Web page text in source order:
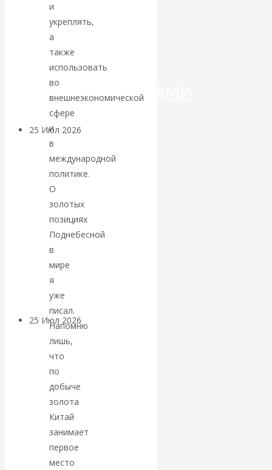
ДЕНЕГ»: КИТАЙ
ВЕДЁТ БОРЬБУ
КРИПТОВАЛЮТАМИ
25 Июл 2026
Валентин
КАтасонов.
Может ли
Америка
покинуть НАТО?
25 Июл 2026
«Об этом
молчат»:
экономист
Валентин
и
укреплять,
а
также
использовать
во
внешнеэкономической
сфере
и
в
международной
политике.
О
золотых
позициях
Поднебесной
в
мире
я
уже
писал.
Напомню
лишь,
что
по
добыче
золота
Китай
занимает
первое
место